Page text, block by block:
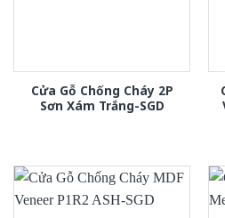
Cửa Gỗ Chống Cháy 2P
Sơn Xám Trắng-SGD